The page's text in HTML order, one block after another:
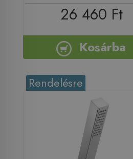
26 460 Ft
Kosárba
Rendelésre